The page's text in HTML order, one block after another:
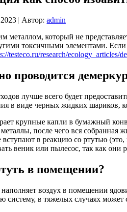
| Автор: admin
металлом, который не
токсичными элементами.
testeco.ru/research/ecology_articles/
проводится
лучше всего будет
в виде черных жидких шариков,
крупные капли в бумажный
после чего вся собранная
в реакцию со ртутью
веник или пылесос, так как
в помещении?
воздух в помещении
систему, в тяжелых случаях может